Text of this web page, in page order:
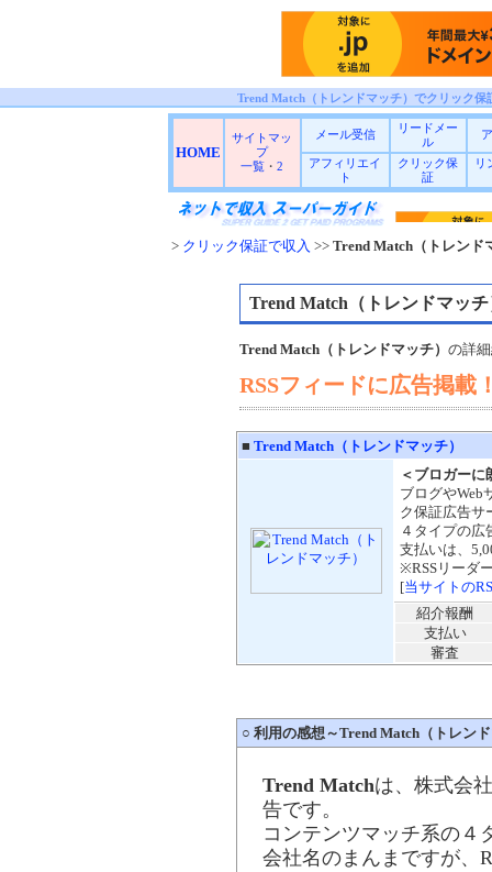
Trend Match（トレンドマッチ）でクリック
HOME
サイトマッ
プ
一覧 ・ 2
メール受信
リードメー
ル
アフィリエイ
ト
クリック保
証
リ
> クリック保証で収入 >> Trend Match（トレンド
Trend Match（トレンドマッチ
Trend Match（トレンドマッチ） の詳
RSSフィードに広告掲載
■ Trend Match（トレンドマッチ）
＜ブロガー
ブログやWeb
ク保証広告サ
４タイプの広
支払いは、
※RSSリーダ
[当サイトの
紹介報酬
支払い
審査
○ 利用の感想～Trend Match（トレン
Trend Matchは、株式会
告です。
コンテンツマッチ系の４
会社名のまんまですが、